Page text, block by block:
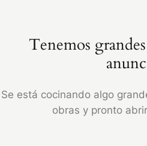
Tenemos
Se está cocinando algo
obras y pronto